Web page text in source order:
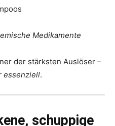
Medikamente
der stärksten Auslöser –
essenziell.
schuppige